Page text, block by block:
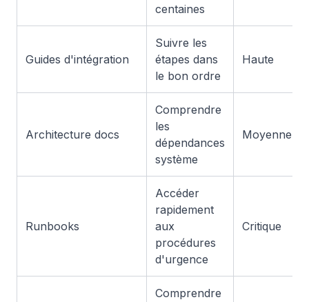
centaines
Guides d'intégration
Suivre les
étapes dans
le bon ordre
Haute
Architecture docs
Comprendre
les
dépendances
système
Moyenne
Runbooks
Accéder
rapidement
aux
procédures
d'urgence
Critique
Comprendre